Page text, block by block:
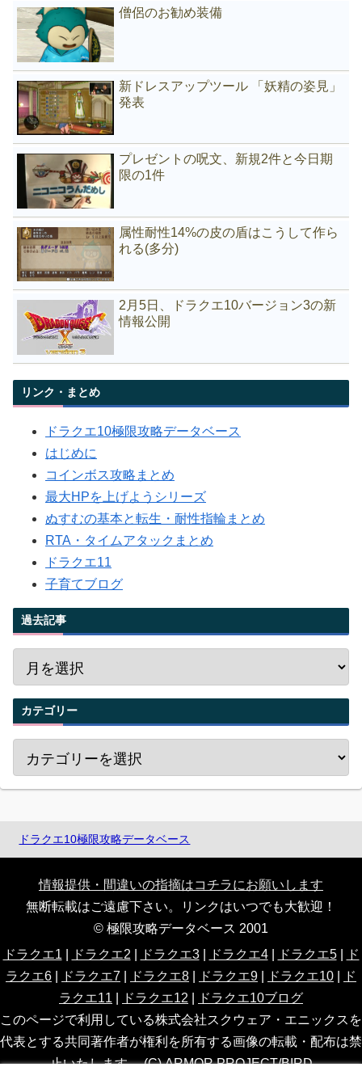
僧侶のお勧め装備
新ドレスアップツール 「妖精の姿見」
発表
プレゼントの呪文、新規2件と今日期
限の1件
属性耐性14%の皮の盾はこうして作ら
れる(多分)
2月5日、ドラクエ10バージョン3の新
情報公開
リンク・まとめ
ドラクエ10極限攻略データベース
はじめに
コインボス攻略まとめ
最大HPを上げようシリーズ
ぬすむの基本と転生・耐性指輪まとめ
RTA・タイムアタックまとめ
ドラクエ11
子育てブログ
過去記事
カテゴリー
ドラクエ10極限攻略データベース
情報提供・間違いの指摘はコチラにお願いします
無断転載はご遠慮下さい。リンクはいつでも大歓迎！
© 極限攻略データベース 2001
ドラクエ1
ドラクエ2 ドラクエ3| ドラクエ4| ドラクエ5|
ド
ラクエ6
ドラクエ7 ドラクエ8 ドラクエ9 ドラクエ10
ド
ラクエ11
ドラクエ12
ドラクエ10ブログ
このページで利用している株式会社スクウェア・エニックスを
代表とする共同著作者が権利を所有する画像の転載・配布は禁
止いたします。 (C) ARMOR PROJECT/BIRD